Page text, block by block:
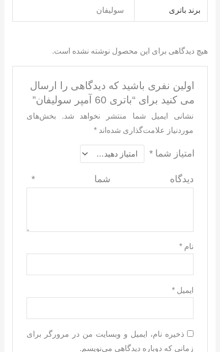
برند باتری سولیفان
هیچ دیدگاهی برای این محصول نوشته نشده است.
اولین نفری باشید که دیدگاهی را ارسال
می کنید برای “باتری 60 آمپر سولیفان”
نشانی ایمیل شما منتشر نخواهد شد.
بخش‌های
موردنیاز علامت‌گذاری شده‌اند*
امتیاز شما*
دیدگاه شما*
نام*
ایمیل*
ذخیره نام، ایمیل و وبسایت من در مرورگر برای
زمانی که دوباره دیدگاهی می‌نویسم.